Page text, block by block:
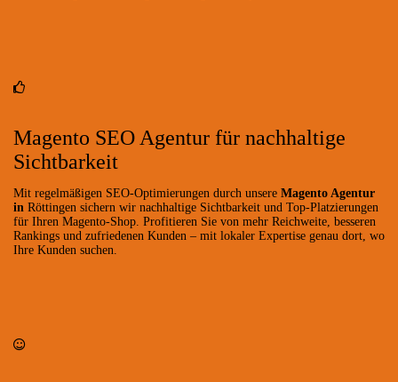
Magento SEO Agentur für nachhaltige
Sichtbarkeit
Mit regelmäßigen SEO-Optimierungen durch unsere Magento Agentur
in Röttingen sichern wir nachhaltige Sichtbarkeit und Top-Platzierungen
für Ihren Magento-Shop. Profitieren Sie von mehr Reichweite, besseren
Rankings und zufriedenen Kunden – mit lokaler Expertise genau dort, wo
Ihre Kunden suchen.